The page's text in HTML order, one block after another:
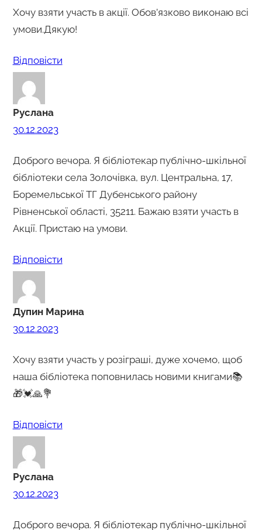
Хочу взяти участь в акції. Обов’язково виконаю всі
умови.Дякую!
Відповіcти
Руслана
30.12.2023
Доброго вечора. Я бібліотекар публічно-шкільної
бібліотеки села Золочівка, вул. Центральна, 17,
Боремельської ТГ Дубенського району
Рівненської області, 35211. Бажаю взяти участь в
Акції. Пристаю на умови.
Відповіcти
Дупин Марина
30.12.2023
Хочу взяти участь у розіграші, дуже хочемо, щоб
наша бібліотека поповнилась новими книгами📚
🎁💓🙏💐
Відповіcти
Руслана
30.12.2023
Доброго вечора. Я бібліотекар публічно-шкільної